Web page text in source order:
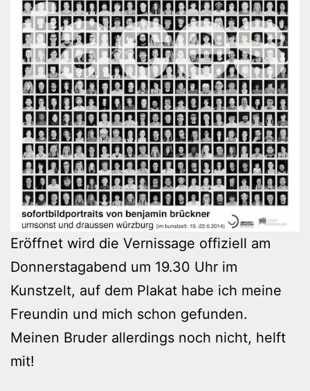
Eröffnet wird die Vernissage offiziell am
Donnerstagabend um 19.30 Uhr im
Kunstzelt, auf dem Plakat habe ich meine
Freundin und mich schon gefunden.
Meinen Bruder allerdings noch nicht, helft
mit!